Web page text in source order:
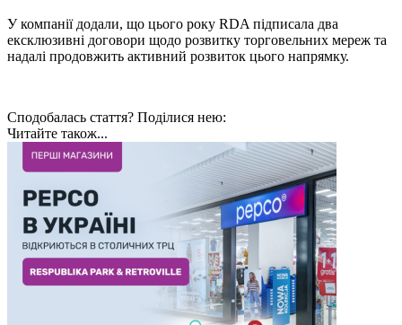
У компанії додали, що цього року RDA підписала два
ексклюзивні договори щодо розвитку торговельних мереж та
надалі продовжить активний розвиток цього напрямку.
Сподобалась стаття? Поділися нею:
Читайте також...